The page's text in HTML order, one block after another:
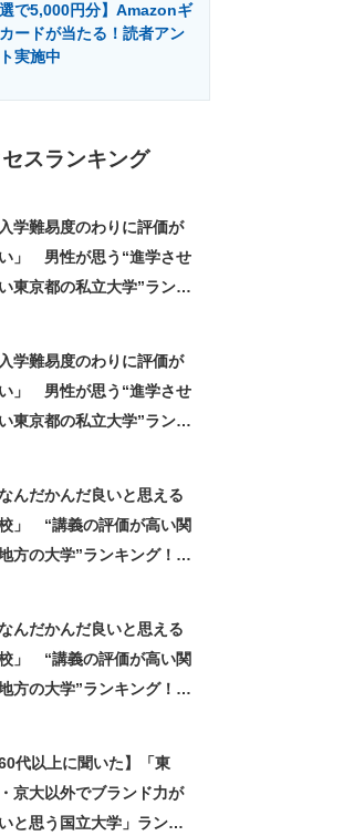
選で5,000円分】Amazonギ
ードが当たる！読者アン
実施中
セスランキング
入学難易度のわりに評価が
」 男性が思う“進学させ
東京都の私立大学”ランキ
入学難易度のわりに評価が
」 男性が思う“進学させ
東京都の私立大学”ランキ
なんだかんだ良いと思える
」 “講義の評価が高い関
方の大学”ランキング！
なんだかんだ良いと思える
」 “講義の評価が高い関
方の大学”ランキング！
60代以上に聞いた】「東
京大以外でブランド力が
と思う国立大学」ランキ